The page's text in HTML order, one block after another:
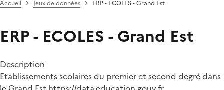
Accueil Jeux de données ERP - ECOLES - Grand Est
ERP - ECOLES - Grand Est
Description
Etablissements scolaires du premier et second degré dans